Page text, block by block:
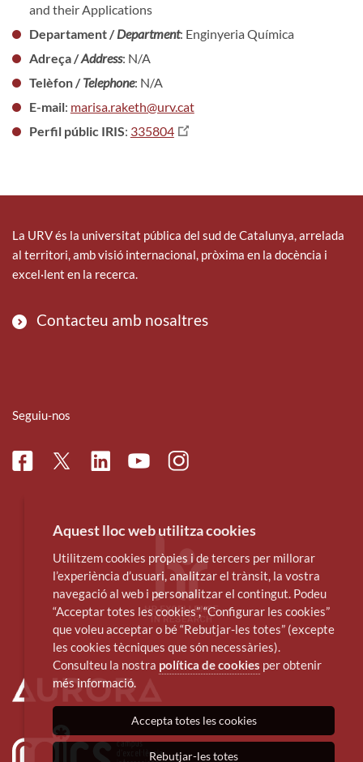
and their Applications
Departament /Department: Enginyeria Química
Adreça /Address: N/A
Telèfon /Telephone: N/A
E-mail: marisa.raketh@urv.cat
Perfil públic IRIS: 335804
La URV és la universitat pública del sud de Catalunya, arrelada
al territori, amb visió internacional, pròxima en la docència i
excel·lent en la recerca.
Contacteu amb nosaltres
Seguiu-nos
FacebookTwitterLinkedinYoutubeInstagram
Aquest lloc web utilitza cookies
Utilitzem cookies pròpies i de tercers per millorar
l’experiència d’usuari, analitzar el trànsit, la vostra
navegació al web i personalitzar el contingut. Podeu
“Acceptar totes les cookies”, “Configurar les cookies”
que voleu acceptar o bé “Rebutjar-les totes” (excepte
les cookies tècniques que són necessàries).
Consulteu la nostra política de cookies per obtenir
més informació.
Accepta totes les cookies
Rebutjar-les totes